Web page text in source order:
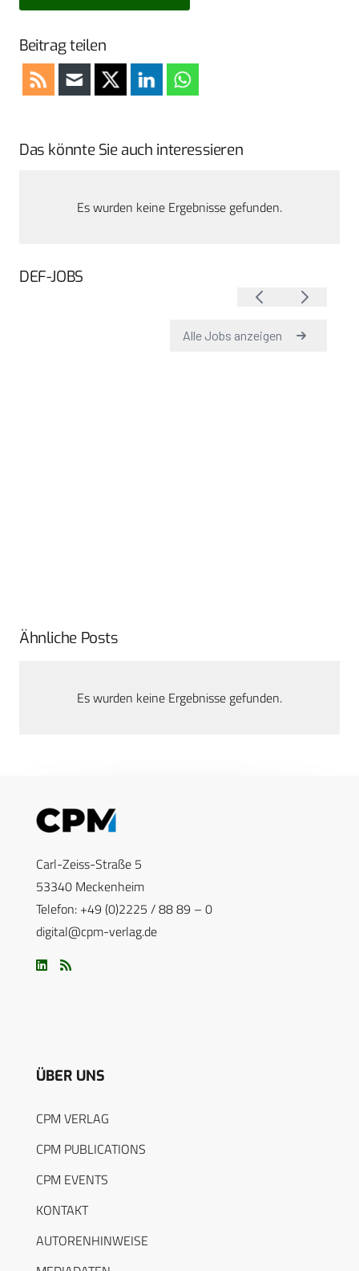
Beitrag teilen
Das könnte Sie auch interessieren
Es wurden keine Ergebnisse gefunden.
DEF-JOBS
Ähnliche Posts
Es wurden keine Ergebnisse gefunden.
Carl-Zeiss-Straße 5
53340 Meckenheim
Telefon: +49 (0)2225 / 88 89 – 0
digital@cpm-verlag.de
ÜBER UNS
CPM VERLAG
CPM PUBLICATIONS
CPM EVENTS
KONTAKT
AUTORENHINWEISE